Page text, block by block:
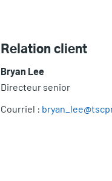
Relation client
Bryan Lee
Directeur senior
Courriel :